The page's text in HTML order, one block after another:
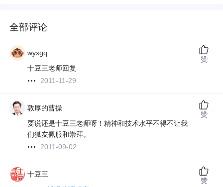
全部评论
wyxgq
十豆三老师回复
2011-11-29
赞
敦厚的曹操
要说还是十豆三老师呀！精神和技术水平不得不让我
们狐友佩服和崇拜。
2011-09-02
赞
十豆三
赞